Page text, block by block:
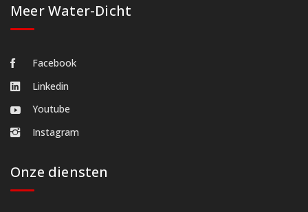
Meer Water-Dicht
Facebook
Linkedin
Youtube
Instagram
Onze diensten